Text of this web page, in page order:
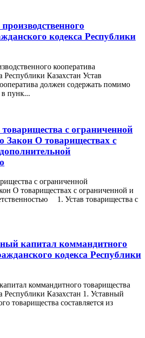
кодекса Республики
кооператива
Республики Казахстан Устав
должен содержать помимо
пунк...
с ограниченной
Закон О товариществах с
с ограниченной
О товариществах с ограниченной и
1. Устав товарищества с
капитал коммандитного
кодекса Республики
коммандитного товарищества
Республики Казахстан 1. Уставный
товарищества составляется из